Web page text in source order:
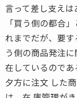
言って差し支えは
「買う側の都合
れまでだが、要
う側の商品発注
在しているのであ
夕方に注文 した